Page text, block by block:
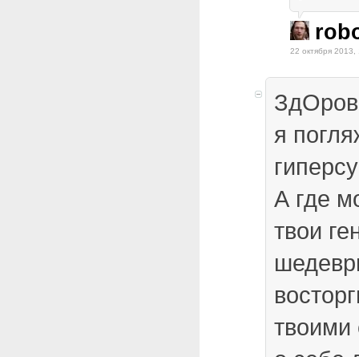
22 октября 2013,
я
А где
твои
твоими